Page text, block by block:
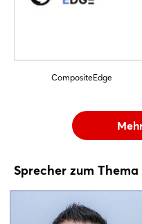
CompositeEdge
Sprecher zum Thema